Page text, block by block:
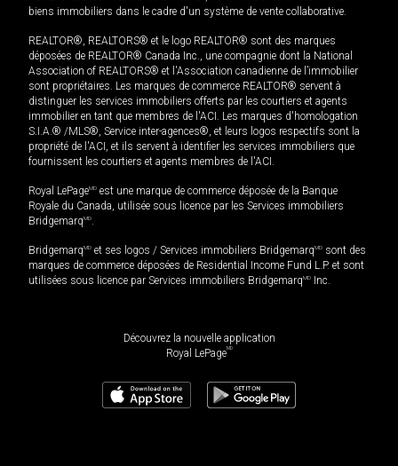
biens immobiliers dans le cadre d'un système de vente collaborative.
REALTOR®, REALTORS® et le logo REALTOR® sont des marques
déposées de REALTOR® Canada Inc., une compagnie dont la National
Association of REALTORS® et l'Association canadienne de l’immobilier
sont propriétaires. Les marques de commerce REALTOR® servent à
distinguer les services immobiliers offerts par les courtiers et agents
immobilier en tant que membres de l'ACI. Les marques d'homologation
S.I.A.® /MLS®, Service inter-agences®, et leurs logos respectifs sont la
propriété de l'ACI, et ils servent à identifier les services immobiliers que
fournissent les courtiers et agents membres de l'ACI.
Royal LePageMD est une marque de commerce déposée de la Banque
Royale du Canada, utilisée sous licence par les Services immobiliers
BridgemarqMD.
BridgemarqMD et ses logos / Services immobiliers BridgemarqMD sont des
marques de commerce déposées de Residential Income Fund L.P. et sont
utilisées sous licence par Services immobiliers BridgemarqMD Inc.
Découvrez la nouvelle application
Royal LePageMD